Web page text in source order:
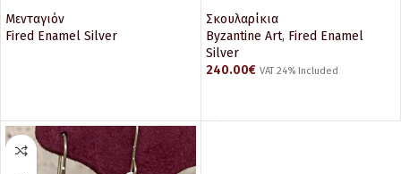
Μενταγιόν
Fired Enamel Silver
Σκουλαρίκια
Byzantine Art, Fired Enamel
Silver
240.00€ VAT 24% Included